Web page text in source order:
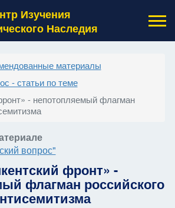
Изучения
Наследия
материалы
- статьи по теме
- непотопляемый флагман
вопрос"
фронт» -
флагман российского